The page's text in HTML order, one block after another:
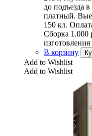
до подъезда
платный.
150 кл.
Сборка 1.000
В корзину
Add to Wishlist
Add to Wishlist